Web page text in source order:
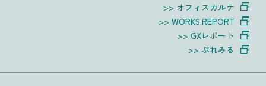
オフィスカルテ
WORKS.REPORT
GXレポート
ぷれみる